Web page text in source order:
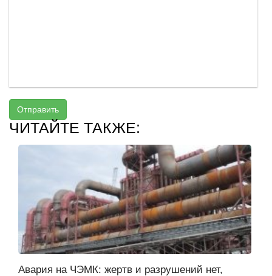
Отправить
ЧИТАЙТЕ ТАКЖЕ:
Авария на ЧЭМК: жертв и разрушений нет,